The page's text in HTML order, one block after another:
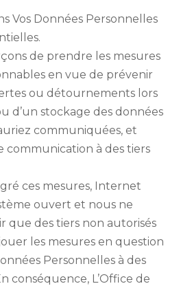
Vos Données Personnelles
de prendre les mesures
en vue de prévenir
ou détournements lors
d’un stockage des données
communiquées, et
à des tiers
ces mesures, Internet
ouvert et nous ne
que des tiers non autorisés
les mesures en question
Personnelles à des
conséquence, L’Office de